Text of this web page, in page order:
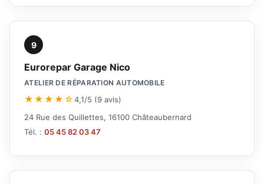
9
Eurorepar Garage Nico
ATELIER DE RÉPARATION AUTOMOBILE
★★★★☆4,1/5 (9 avis)
24 Rue des Quillettes, 16100 Châteaubernard
Tél. : 05 45 82 03 47